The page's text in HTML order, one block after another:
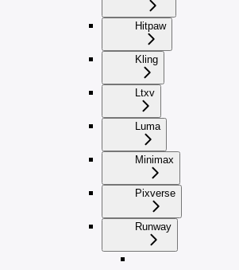
Hitpaw
Kling
Ltxv
Luma
Minimax
Pixverse
Runway